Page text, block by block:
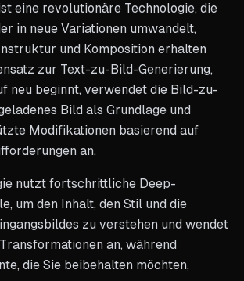
eine revolutionäre Technologie, die
in neue Variationen umwandelt,
und Komposition erhalten
zur Text-zu-Bild-Generierung,
neu beginnt, verwendet die Bild-zu-
Bild als Grundlage und
Modifikationen basierend auf
an.
nutzt fortschrittliche Deep-
um den Inhalt, den Stil und die
zu verstehen und wendet
an, während
die Sie beibehalten möchten,